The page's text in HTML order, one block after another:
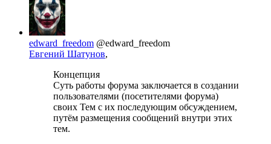
edward_freedom @edward_freedom
Евгений Шатунов,
Концепция
Суть работы форума заключается в создании
пользователями (посетителями форума)
своих Тем с их последующим обсуждением,
путём размещения сообщений внутри этих
тем.